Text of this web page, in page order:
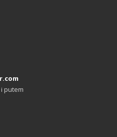
putem